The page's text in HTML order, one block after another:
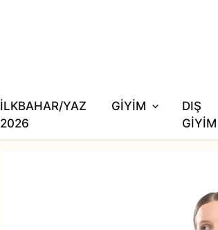
İLKBAHAR/YAZ
2026
GİYİM
DIŞ
GİYİM